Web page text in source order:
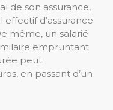
de son assurance,
d’assurance
même, un salarié
empruntant
peut
en passant d’un